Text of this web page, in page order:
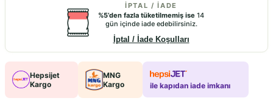
İPTAL / İADE
%5’den fazla tüketilmemiş ise 14
gün içinde iade edebilirsiniz.
İptal / İade Koşulları
Hepsijet
Kargo
MNG
Kargo
ile kapıdan iade imkanı